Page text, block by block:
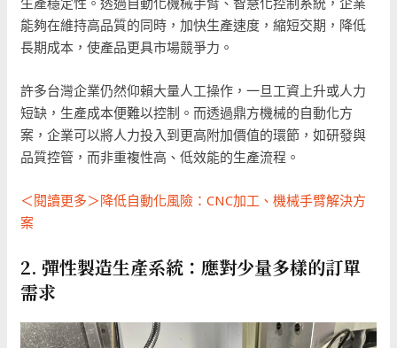
能夠在維持高品質的同時，加快生產速度，縮短交期，降低
長期成本，使產品更具市場競爭力。
許多台灣企業仍然仰賴大量人工操作，一旦工資上升或人力
短缺，生產成本便難以控制。而透過鼎方機械的自動化方
案，企業可以將人力投入到更高附加價值的環節，如研發與
品質控管，而非重複性高、低效能的生產流程。
＜閱讀更多＞降低自動化風險：CNC加工、機械手臂解決方
案
2. 彈性製造生產系統：應對少量多樣的訂單
需求